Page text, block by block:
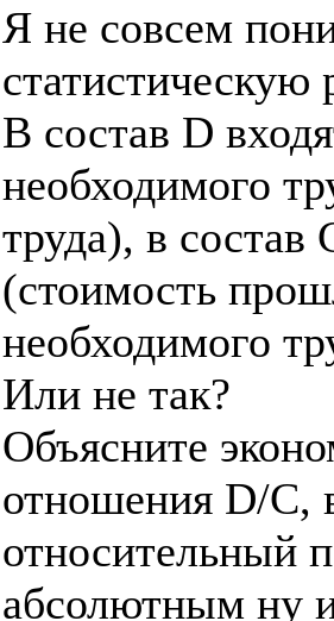
Я не совсем
статистическую
В состав D
необходимого
труда), в состав
(стоимость
необходимого
Или не так?
Объясните
отношения D/C,
относительный
абсолютным ну